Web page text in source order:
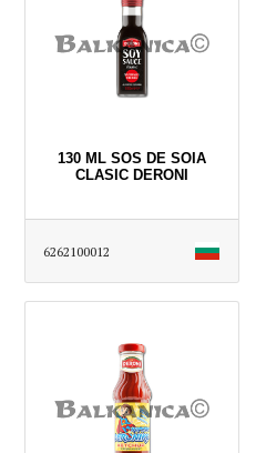
130 ML SOS DE SOIA
CLASIC DERONI
6262100012